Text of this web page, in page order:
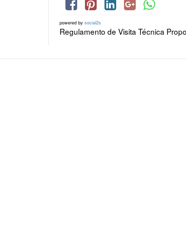
powered bysocial2s
Regulamento de Visita Técnica